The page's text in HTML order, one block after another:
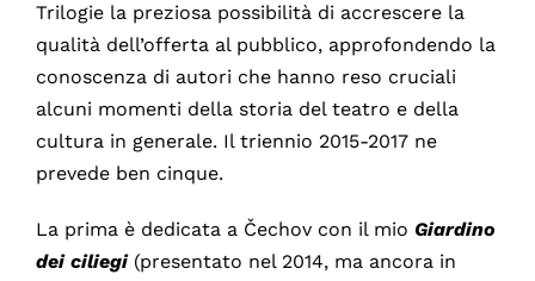
Trilogie la preziosa possibilità di accrescere la
qualità dell’offerta al pubblico, approfondendo la
conoscenza di autori che hanno reso cruciali
alcuni momenti della storia del teatro e della
cultura in generale. Il triennio 2015-2017 ne
prevede ben cinque.
La prima è dedicata a Čechov con il mio Giardino
dei ciliegi (presentato nel 2014, ma ancora in